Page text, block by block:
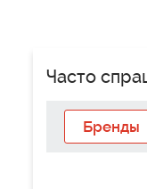
Часто
Бренды